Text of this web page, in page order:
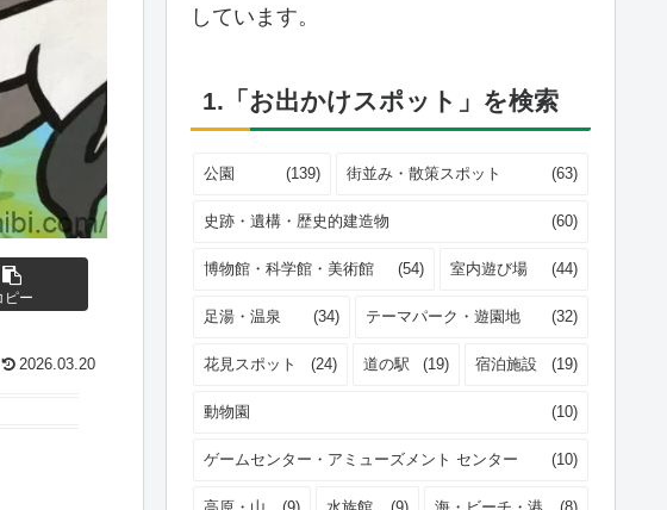
ピー
2026.03.20
しています。
1.「お出かけスポット」を検索
公園 (139) 街並み・散策スポット (63)
史跡・遺構・歴史的建造物 (60)
博物館・科学館・美術館 (54) 室内遊び場 (44)
足湯・温泉 (34) テーマパーク・遊園地 (32)
花見スポット (24) 道の駅 (19) 宿泊施設 (19)
動物園 (10)
ゲームセンター・アミューズメント センター (10)